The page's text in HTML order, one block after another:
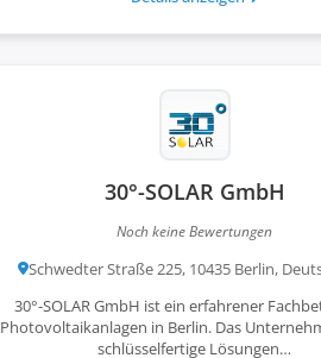
30°-SOLAR GmbH
Noch keine Bewertungen
Schwedter Straße 225, 10435 Berlin,
30°-SOLAR GmbH ist ein erfahrener
Photovoltaikanlagen in Berlin. Das
schlüsselfertige Lösungen…